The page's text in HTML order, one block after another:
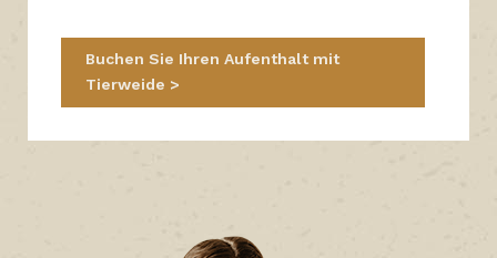
Buchen Sie Ihren Aufenthalt mit
Tierweide